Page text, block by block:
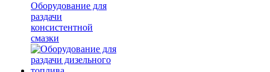
Оборудование для
раздачи
консистентной
смазки